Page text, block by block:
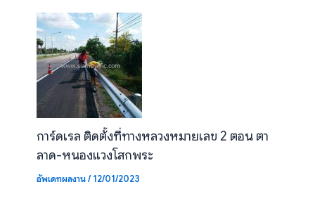
การ์ดเรล ติดตั้งที่ทางหลวงหมายเลข 2 ตอน ตา
ลาด-หนองแวงโสกพระ
อัพเดทผลงาน/12/01/2023